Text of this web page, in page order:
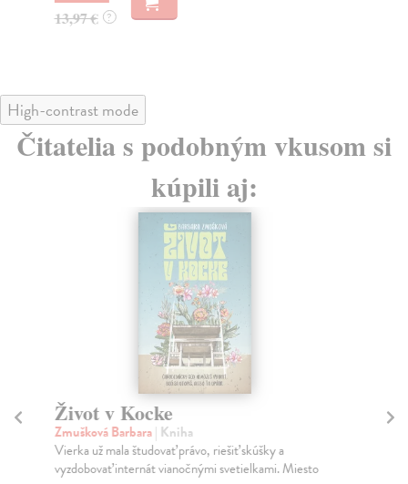
13,97 € ?
High-contrast mode
Čitatelia s podobným vkusom si
kúpili aj:
Život v Kocke
Zmušková Barbara| Kniha
Vierka už mala študovať právo, riešiť skúšky a
vyzdobovať internát vianočnými svetielkami. Miesto